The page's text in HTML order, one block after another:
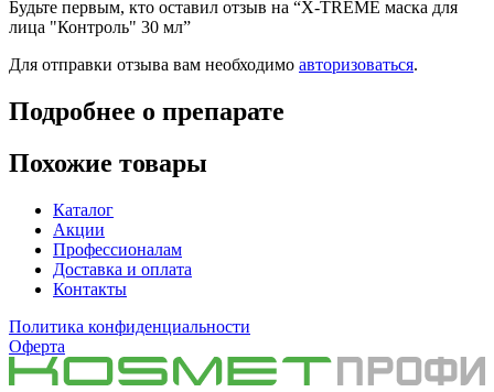
Будьте первым, кто оставил отзыв на “X-TREME маска для
лица "Контроль" 30 мл”
Для отправки отзыва вам необходимо авторизоваться.
Подробнее о препарате
Похожие товары
Каталог
Акции
Профессионалам
Доставка и оплата
Контакты
Политика конфиденциальности
Оферта